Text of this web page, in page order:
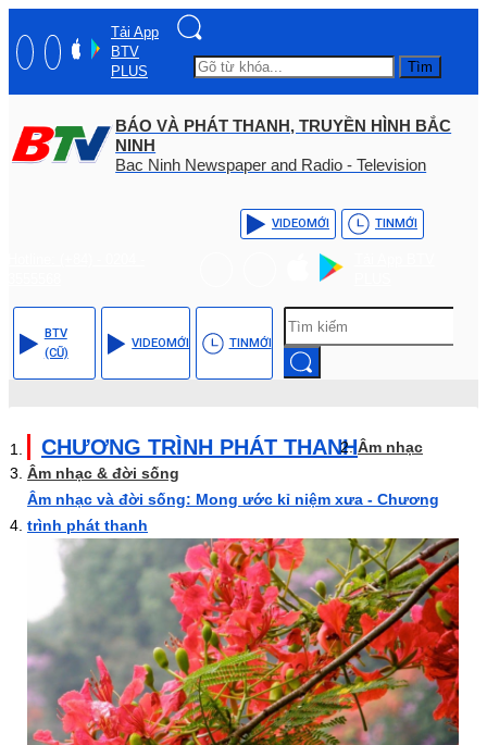
Tải App
BTV
PLUS
Tìm
BÁO VÀ PHÁT THANH, TRUYỀN HÌNH BẮC
NINH
Bac Ninh Newspaper and Radio - Television
VIDEOMỚI TINMỚI
BTV
(CŨ)
VIDEOMỚI TINMỚI
CHƯƠNG TRÌNH PHÁT THANHÂm nhạc
Âm nhạc & đời sống
Âm nhạc và đời sống: Mong ước kỉ niệm xưa - Chương
trình phát thanh